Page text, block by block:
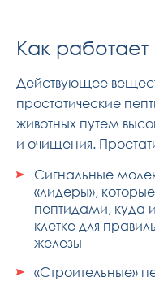
Как
Действующее
простатические
животных путем
и очищения.
Сигнальные
«лидеры»,
пептидами, куда
клетке для
железы
«Строительные»